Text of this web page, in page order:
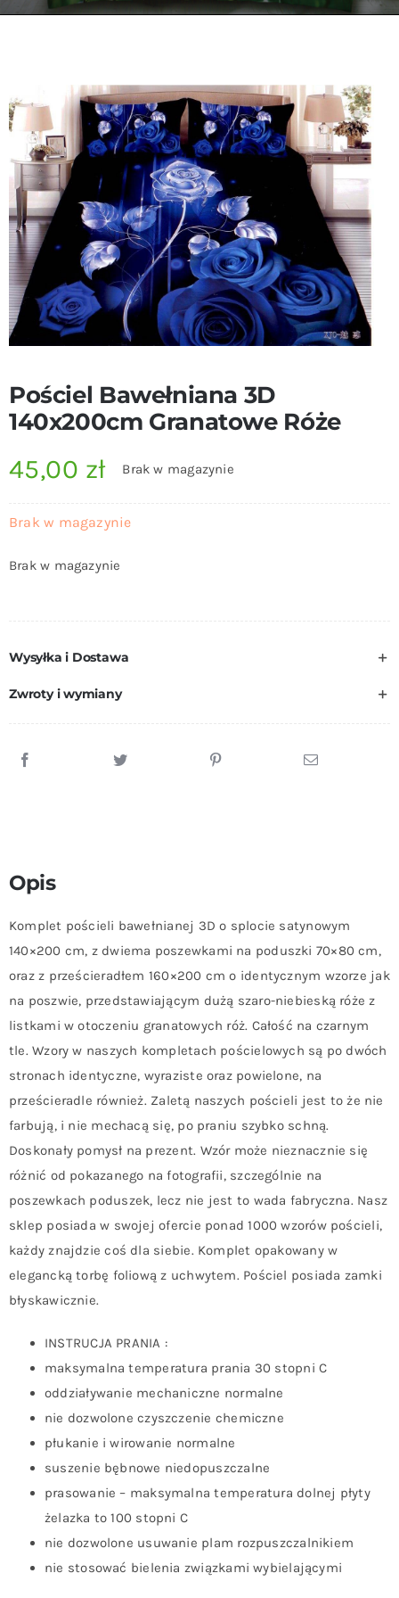
Pościel Bawełniana 3D
140x200cm Granatowe Róże
45,00 zł Brak w magazynie
Brak w magazynie
Brak w magazynie
Wysyłka i Dostawa
Zwroty i wymiany
Opis
Komplet pościeli bawełnianej 3D o splocie satynowym
140×200 cm, z dwiema poszewkami na poduszki 70×80 cm,
oraz z prześcieradłem 160×200 cm o identycznym wzorze jak
na poszwie, przedstawiającym dużą szaro-niebieską róże z
listkami w otoczeniu granatowych róż. Całość na czarnym
tle. Wzory w naszych kompletach pościelowych są po dwóch
stronach identyczne, wyraziste oraz powielone, na
prześcieradle również. Zaletą naszych pościeli jest to że nie
farbują, i nie mechacą się, po praniu szybko schną.
Doskonały pomysł na prezent. Wzór może nieznacznie się
różnić od pokazanego na fotografii, szczególnie na
poszewkach poduszek, lecz nie jest to wada fabryczna. Nasz
sklep posiada w swojej ofercie ponad 1000 wzorów pościeli,
każdy znajdzie coś dla siebie. Komplet opakowany w
elegancką torbę foliową z uchwytem. Pościel posiada zamki
błyskawicznie.
INSTRUCJA PRANIA :
maksymalna temperatura prania 30 stopni C
oddziaływanie mechaniczne normalne
nie dozwolone czyszczenie chemiczne
płukanie i wirowanie normalne
suszenie bębnowe niedopuszczalne
prasowanie – maksymalna temperatura dolnej płyty
żelazka to 100 stopni C
nie dozwolone usuwanie plam rozpuszczalnikiem
nie stosować bielenia związkami wybielającymi